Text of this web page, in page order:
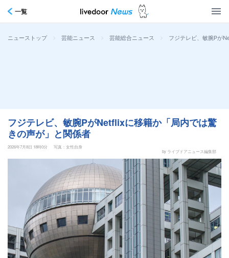
一覧
ニューストップ > 芸能ニュース > 芸能総合ニュース > フジテレビ、敏腕Pが
フジテレビ、敏腕PがNetflixに移籍か「局内では驚
きの声が」と関係者
2026年7月8日 18時0分
写真：女性自身
by ライブドアニュース編集部